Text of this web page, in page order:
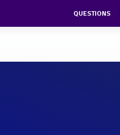
QUESTIONS